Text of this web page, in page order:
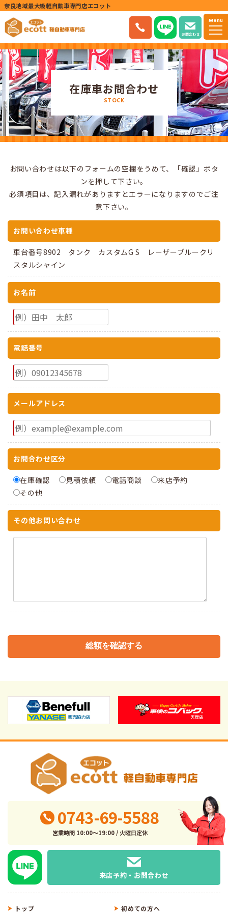
奈良地域最大級軽自動車専門店エコット
お問合わせ
Menu
在庫車お問合わせ
STOCK
お問い合わせは以下のフォームの空欄をうめて、「確認」ボタ
ンを押して下さい。
必須項目は、記入漏れがありますとエラーになりますのでご注
意下さい。
お問い合わせ車種
車台番号8902 タンク カスタムG S レーザーブルークリ
スタルシャイン
お名前
電話番号
メールアドレス
お問合わせ区分
在庫確認 見積依頼 電話商談
来店予約
その他
その他お問い合わせ
0743-69-5588
営業時間 10:00～19:00 / 火曜日定休
来店予約・お問合わせ
トップ 初めての方へ